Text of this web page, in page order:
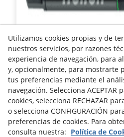
MACHO DE MÁQUINA
Ref. 40.1260
Aviso legal Política de
Utilizamos cookies propias y de
nuestros servicios, por razones
experiencia de navegación, para
y, opcionalmente, para mostrarte
tus preferencias mediante el
navegación. Selecciona
cookies, selecciona RECHAZAR
o selecciona CONFIGURACIÓN
preferencias de cookies. Para
consulta nuestra: Política de